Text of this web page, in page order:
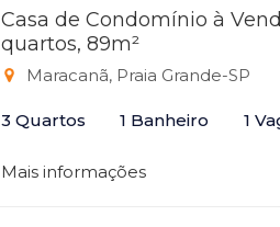
Casa de Condomínio à
quartos, 89m²
Maracanã, Praia Grande-SP
3 Quartos 1 Banheiro 1
Mais informações